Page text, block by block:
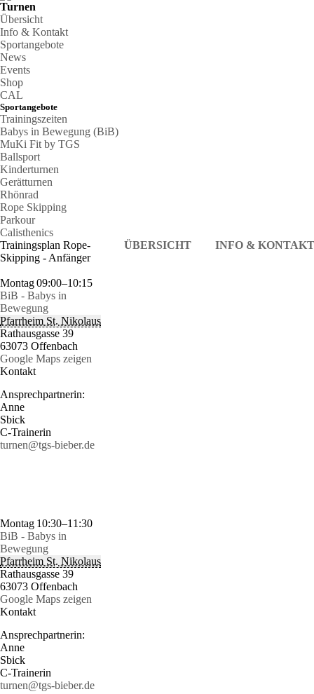
Turnen
Übersicht
Info & Kontakt
Sportangebote
News
Events
Shop
CAL
Sportangebote
Trainingszeiten
Babys in Bewegung (BiB)
MuKi Fit by TGS
Ballsport
Kinderturnen
Gerätturnen
Rhönrad
Rope Skipping
Parkour
Calisthenics
ÜBERSICHT
INFO & KONTAKT
Trainingsplan Rope-
Skipping - Anfänger
Montag09:00–10:15
BiB - Babys in
Bewegung
Pfarrheim St. Nikolaus
Rathausgasse 39
63073 Offenbach
Google Maps zeigen
Kontakt
Ansprechpartnerin:
Anne
Sbick
C-Trainerin
turnen@tgs-bieber.de
Montag 10:30–11:30
BiB - Babys in
Bewegung
Pfarrheim St. Nikolaus
Rathausgasse 39
63073 Offenbach
Google Maps zeigen
Kontakt
Ansprechpartnerin:
Anne
Sbick
C-Trainerin
turnen@tgs-bieber.de